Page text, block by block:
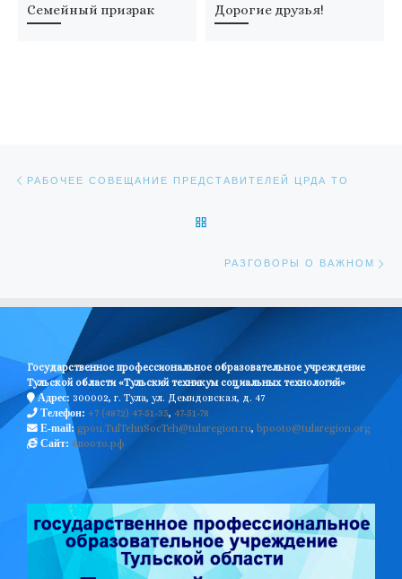
Семейный призрак Дорогие друзья!
РАБОЧЕЕ СОВЕЩАНИЕ ПРЕДСТАВИТЕЛЕЙ ЦРДА ТО
РАЗГОВОРЫ О ВАЖНОМ
Государственное профессиональное образовательное учреждение
Тульской области «Тульский техникум социальных технологий»
Адрес: 300002, г. Тула, ул. Демидовская, д. 47
Телефон: +7 (4872) 47-51-35, 47-51-78
E-mail: gpou.TulTehnSocTeh@tularegion.ru, bpooto@tularegion.org
Сайт: бпоото.рф